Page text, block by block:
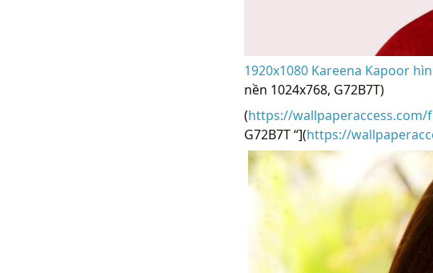
1920x1080 Kareena Kapoor
nền 1024x768, G72B7T)
(https://wallpaperaccess.com/
G72B7T “](https://